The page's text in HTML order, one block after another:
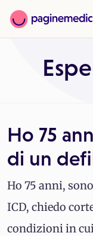
Ho 75
di un
Ho 75 anni, sono
ICD, chiedo
condizioni in